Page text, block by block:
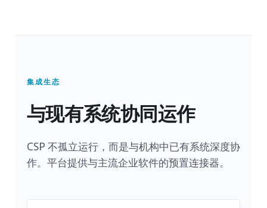
集成生态
与现有系统协同运作
CSP 不孤立运行，而是与机构中已有系统深度协
作。平台提供与主流企业软件的预置连接器。